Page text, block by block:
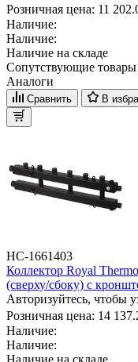
Розничная цена: 11
Наличие:
Наличие:
Наличие на складе
Сопутствующие товары
Аналоги
Сравнить В
НС-1661403
Коллектор Royal
(сверху/сбоку) с
Авторизуйтесь, чтобы
Розничная цена: 14
Наличие:
Наличие:
Наличие на складе